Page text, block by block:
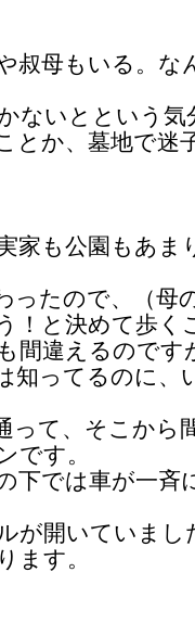
叔母もいる。な
ないとという気
とか、墓地で迷
家も公園もあま
ったので、（母
！と決めて歩く
間違えるのです
知ってるのに、
って、そこから
です。
下では車が一斉
が開いていまし
ます。